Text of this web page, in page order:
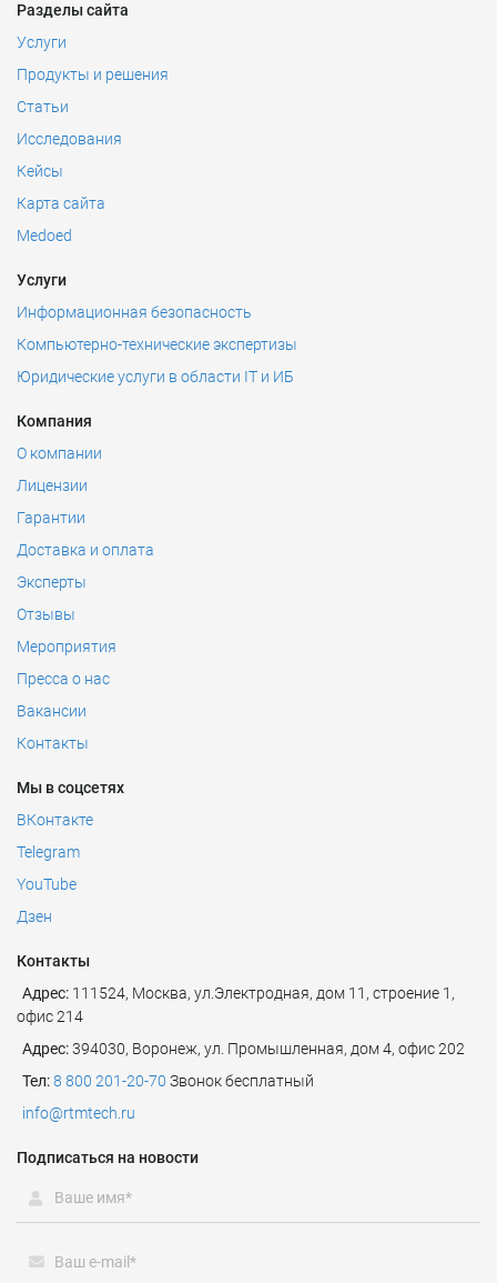
Разделы сайта
Услуги
Продукты и решения
Статьи
Исследования
Кейсы
Карта сайта
Medoed
Услуги
Информационная безопасность
Компьютерно-технические экспертизы
Юридические услуги в области IT и ИБ
Компания
О компании
Лицензии
Гарантии
Доставка и оплата
Эксперты
Отзывы
Мероприятия
Пресса о нас
Вакансии
Контакты
Мы в соцсетях
ВКонтакте
Telegram
YouTube
Дзен
Контакты
Адрес: 111524, Москва, ул.Электродная, дом 11, строение 1,
офис 214
Адрес:394030, Воронеж, ул. Промышленная, дом 4, офис 202
Тел:8 800 201-20-70 Звонок бесплатный
info@rtmtech.ru
Подписаться на новости